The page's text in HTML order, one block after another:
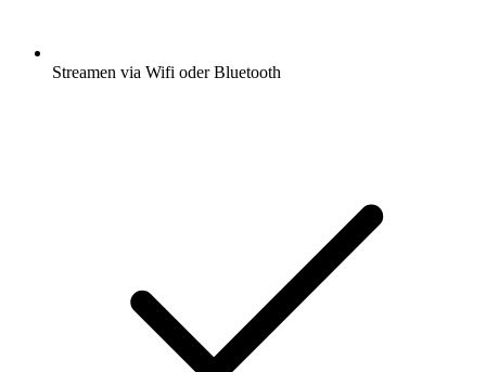
Streamen via Wifi oder Bluetooth